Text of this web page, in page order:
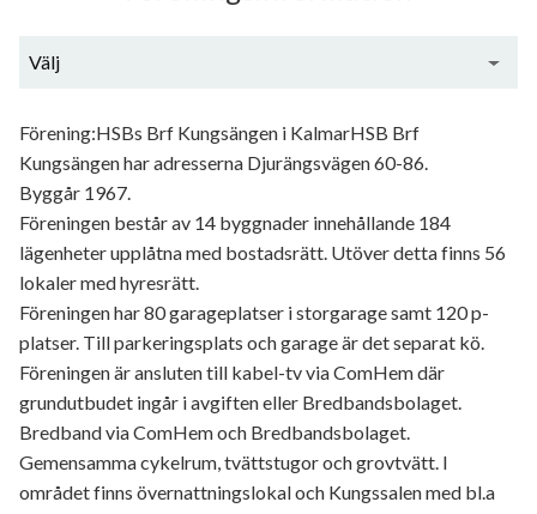
Välj
Förening:HSBs Brf Kungsängen i KalmarHSB Brf
Kungsängen har adresserna Djurängsvägen 60-86.
Byggår 1967.
Föreningen består av 14 byggnader innehållande 184
lägenheter upplåtna med bostadsrätt. Utöver detta finns 56
lokaler med hyresrätt.
Föreningen har 80 garageplatser i storgarage samt 120 p-
platser. Till parkeringsplats och garage är det separat kö.
Föreningen är ansluten till kabel-tv via ComHem där
grundutbudet ingår i avgiften eller Bredbandsbolaget.
Bredband via ComHem och Bredbandsbolaget.
Gemensamma cykelrum, tvättstugor och grovtvätt. I
området finns övernattningslokal och Kungssalen med bl.a